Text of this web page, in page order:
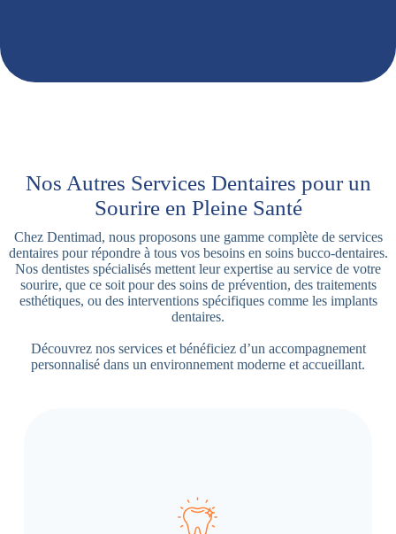
Nos Autres Services Dentaires pour un
Sourire en Pleine Santé
Chez Dentimad, nous proposons une gamme complète de services
dentaires pour répondre à tous vos besoins en soins bucco-dentaires.
Nos dentistes spécialisés mettent leur expertise au service de votre
sourire, que ce soit pour des soins de prévention, des traitements
esthétiques, ou des interventions spécifiques comme les implants
dentaires.
Découvrez nos services et bénéficiez d’un accompagnement
personnalisé dans un environnement moderne et accueillant.